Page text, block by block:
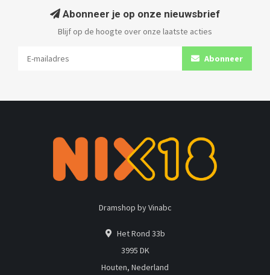
Abonneer je op onze nieuwsbrief
Blijf op de hoogte over onze laatste acties
Abonneer
Dramshop by Vinabc
Het Rond 33b
3995 DK
Houten, Nederland